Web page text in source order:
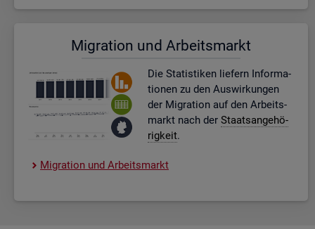
Mi­gra­ti­on und Ar­beits­markt
Die Sta­tis­ti­ken lie­fern In­for­ma­
tio­nen zu den Aus­wir­kun­gen
der Mi­gra­ti­on auf den Ar­beits­
markt nach der Staats­an­ge­hö­
rig­keit.
Mi­gra­ti­on und Ar­beits­markt